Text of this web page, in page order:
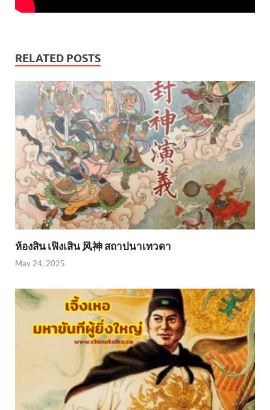
RELATED POSTS
ห้องสิน เฟิงเสิน 风神 สถาปนาเทวดา
May 24, 2025